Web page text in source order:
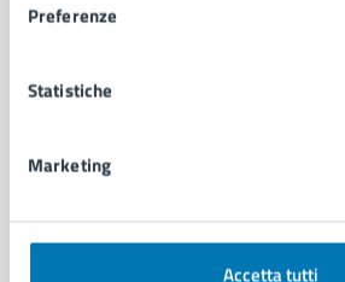
Preferenze
Statistiche
Marketing
Accetta tutti
Comune di Napoli
AMMINISTRAZIONE
Organi di governo